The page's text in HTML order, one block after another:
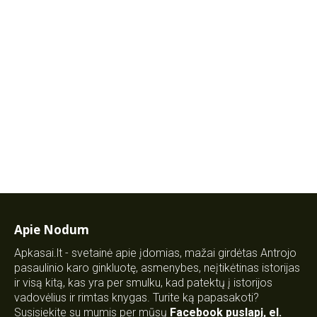
Apie Nodum
Apkasai.lt - svetainė apie įdomias, mažai girdėtas Antrojo
pasaulinio karo ginkluotę, asmenybes, neįtikėtinas istorijas
ir visą kitą, kas yra per smulku, kad patektų į istorijos
vadovėlius ir rimtas knygas. Turite ką papasakoti?
Susisiekite su mumis per mūsų Facebook puslapį, el.